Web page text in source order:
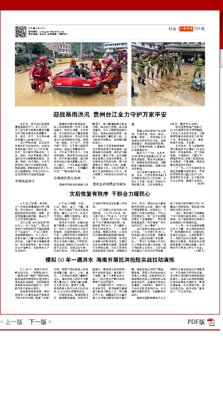
< 上一版 下一版 > PDF版